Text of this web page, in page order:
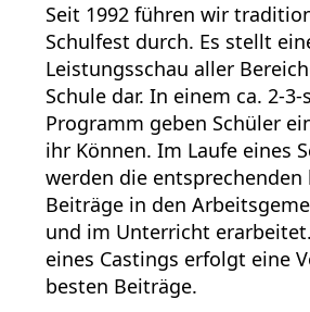
Seit 1992 führen wir
Schulfest durch. Es stellt
Leistungsschau aller
Schule dar. In einem ca. 2-
Programm geben Schüler
ihr Können. Im Laufe eines
werden die
Beiträge in den
und im Unterricht
eines Castings erfolgt eine
besten Beiträge.